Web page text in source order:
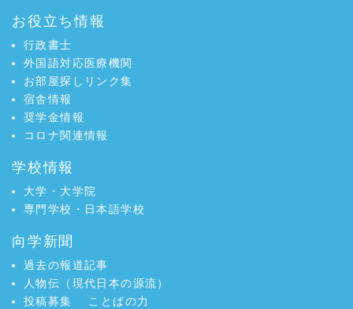
お役立ち情報
行政書士
外国語対応医療機関
お部屋探しリンク集
宿舎情報
奨学金情報
コロナ関連情報
学校情報
大学・大学院
専門学校・日本語学校
向学新聞
過去の報道記事
人物伝（現代日本の源流）
投稿募集
ことばの力